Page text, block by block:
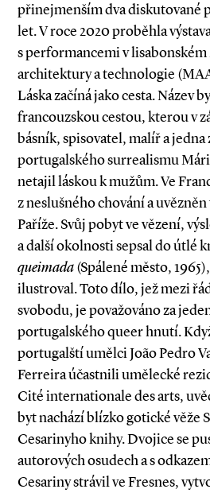
přinejmenším dva diskutované
let. V roce 2020 proběhla
s performancemi v
architektury a technologie
Láska začíná jako cesta. Název
francouzskou cestou, kterou v
básník, spisovatel, malíř a
portugalského surrealismu
netajil láskou k mužům. Ve
z neslušného chování a
Paříže. Svůj pobyt ve vězení,
a další okolnosti sepsal do útlé
queimada(Spálené město,
ilustroval. Toto dílo, jež mezi
svobodu, je považováno za
portugalského queer hnutí.
portugalští umělci João Pedro
Ferreira účastnili umělecké
Cité internationale des arts,
byt nachází blízko gotické věže
Cesarinyho knihy. Dvojice se
autorových osudech a s
Cesariny strávil ve Fresnes,